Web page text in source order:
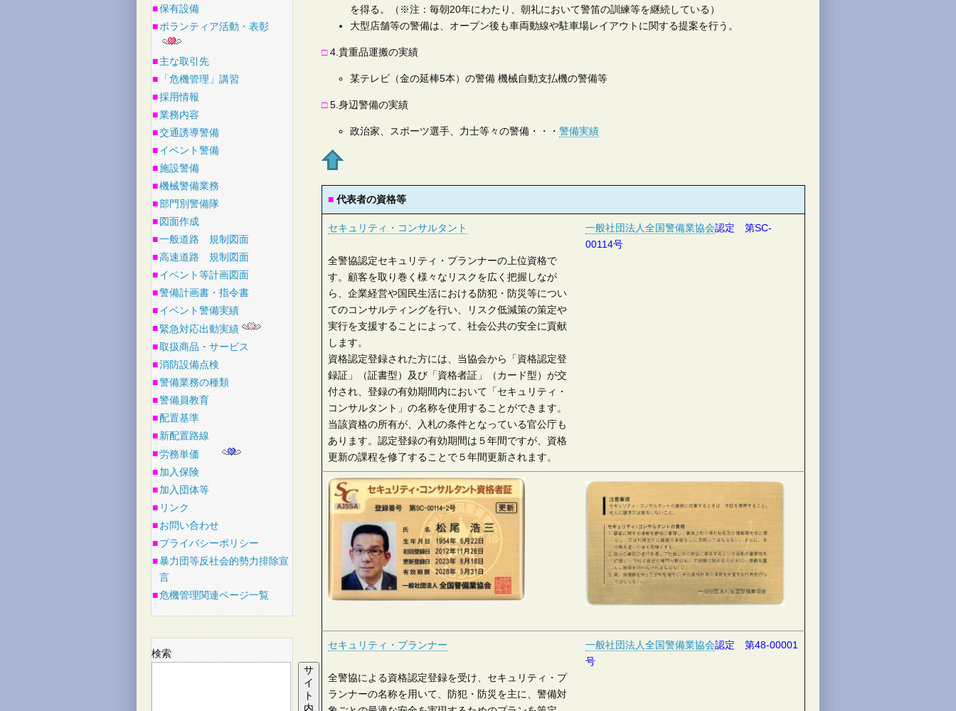
を得る。（※注：毎朝20年にわたり、朝礼において警笛の訓練等を継続している）
大型店舗等の警備は、オープン後も車両動線や駐車場レイアウトに関する提案を行う。
□4.貴重品運搬の実績
某テレビ（金の延棒5本）の警備 機械自動支払機の警備等
□5.身辺警備の実績
政治家、スポーツ選手、力士等々の警備・・・ 警備実績
■ 代表者の資格等
セキュリティ・コンサルタント
全警協認定セキュリティ・プランナーの上位資格で
す。顧客を取り巻く様々なリスクを広く把握しなが
ら、企業経営や国民生活における防犯・防災等につい
てのコンサルティングを行い、リスク低減策の策定や
実行を支援することによって、社会公共の安全に貢献
します。
資格認定登録された方には、当協会から「資格認定登
録証」（証書型）及び「資格者証」（カード型）が交
付され、登録の有効期間内において「セキュリティ・
コンサルタント」の名称を使用することができます。
当該資格の所有が、入札の条件となっている官公庁も
あります。認定登録の有効期間は５年間ですが、資格
更新の課程を修了することで５年間更新されます。
一般社団法人全国警備業協会認定
第SC-
00114号
セキュリティ・プランナー
全警協による資格認定登録を受け、セキュリティ・プ
ランナーの名称を用いて、防犯・防災を主に、警備対
一般社団法人全国警備業協会認定
第48-00001
号
■保有設備
■ボランティア活動・表彰
■主な取引先
■
「危機管理」講習
■採用情報
■業務内容
■交通誘導警備
■イベント警備
■施設警備
■機械警備業務
■部門別警備隊
■図面作成
■一般道路 規制図面
■高速道路 規制図面
■イベント等計画図面
■警備計画書・指令書
■イベント警備実績
■緊急対応出動実績
■取扱商品・サービス
■消防設備点検
■警備業務の種類
■警備員教育
■配置基準
■新配置路線
■労務単価
■加入保険
■加入団体等
■ リンク
■お問い合わせ
■プライバシーポリシー
■暴力団等反社会的勢力排除宣
言
■危機管理関連ページ一覧
検索
サ
イ
ト
内